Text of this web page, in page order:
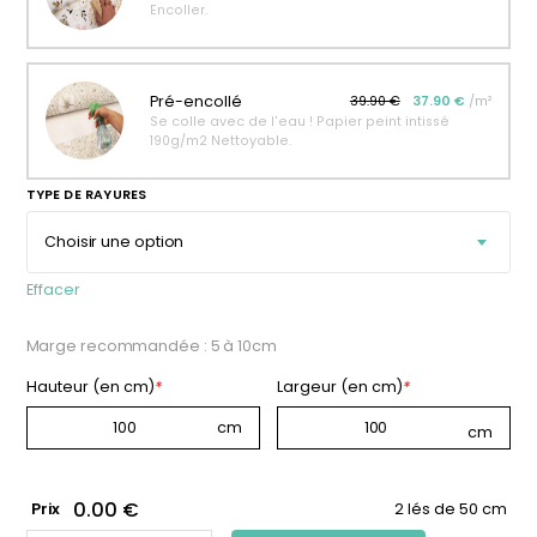
personnalisable
de
34,90€ €
Encoller.
Pré-encollé 39.90 € 37.90 € /m²
Se colle avec de l'eau ! Papier peint intissé
190g/m2 Nettoyable.
TYPE DE RAYURES
Effacer
Marge recommandée : 5 à 10cm
Hauteur (en cm)* Largeur (en cm)*
Prix 0.00 € 2 lés de 50 cm